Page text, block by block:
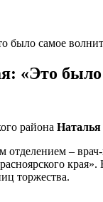
было самое
«Это
района Наталья
отделением –
торжества.